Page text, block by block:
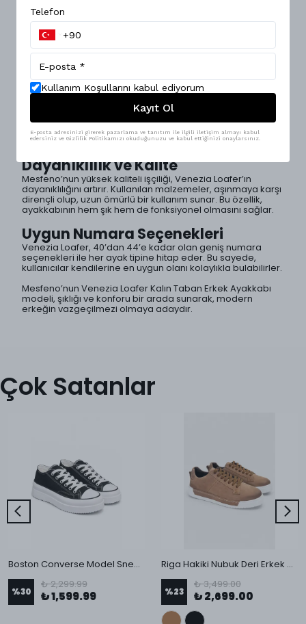
Venezia Loafer Kalın Taban Erkek Ayakkabı, Mesfeno
markasının şıklığı ve konforunu bir araya getiren bir
tasarımdır. Bu ayakkabı, modern erkeklerin günlük
yaşamında ve özel etkinliklerde rahatlıkla kullanabileceği
bir seçenek sunmaktadır.
Tasarım ve Konfor
Siyah rengiyle her türlü kıyafetle uyum sağlayan Venezia
sunar. Ayakkabının iç kısmında kullanılan kaliteli
malzemeler, uzun süreli giyimde bile konforu artırır.
Ergonomik tasarımı, ayak yapısına uygun bir oturuş sağlar,
bu da gün boyu rahatlık hissi yaratır.
Dayanıklılık ve Kalite
Mesfeno’nun yüksek kaliteli işçiliği, Venezia Loafer’ın
dayanıklılığını artırır. Kullanılan malzemeler, aşınmaya karşı
dirençli olup, uzun ömürlü bir kullanım sunar. Bu özellik,
ayakkabının hem şık hem de fonksiyonel olmasını sağlar.
Uygun Numara Seçenekleri
Venezia Loafer, 40’dan 44’e kadar olan geniş numara
seçenekleri ile her ayak tipine hitap eder. Bu sayede,
kullanıcılar kendilerine en uygun olanı kolaylıkla bulabilirler.
Mesfeno’nun Venezia Loafer Kalın Taban Erkek Ayakkabı
modeli, şıklığı ve konforu bir arada sunarak, modern
erkeğin vazgeçilmezi olmaya adaydır.
Çok Satanlar
Boston Converse Model Sneaker Ayakkabı
%30
₺ 2,299.99
₺ 1,599.99
Riga Hakiki Nubuk Deri Erkek Sneaker
%23
₺ 3,499.00
₺ 2,699.00
Telefon
Kullanım Koşullarını kabul ediyorum
Kayıt Ol
E-posta adresinizi girerek pazarlama ve tanıtım ile ilgili iletişim almayı kabul
edersiniz ve Gizlilik Politikamızı okuduğunuzu ve kabul ettiğinizi onaylarsınız.